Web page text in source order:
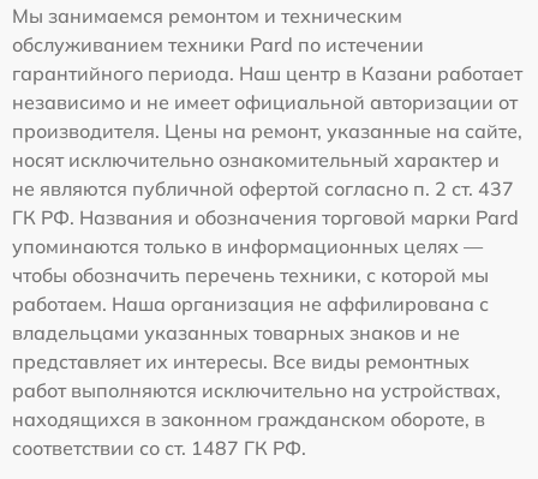
Мы занимаемся ремонтом и техническим
обслуживанием техники Pard по истечении
гарантийного периода. Наш центр в Казани работает
независимо и не имеет официальной авторизации от
производителя. Цены на ремонт, указанные на сайте,
носят исключительно ознакомительный характер и
не являются публичной офертой согласно п. 2 ст. 437
ГК РФ. Названия и обозначения торговой марки Pard
упоминаются только в информационных целях —
чтобы обозначить перечень техники, с которой мы
работаем. Наша организация не аффилирована с
владельцами указанных товарных знаков и не
представляет их интересы. Все виды ремонтных
работ выполняются исключительно на устройствах,
находящихся в законном гражданском обороте, в
соответствии со ст. 1487 ГК РФ.